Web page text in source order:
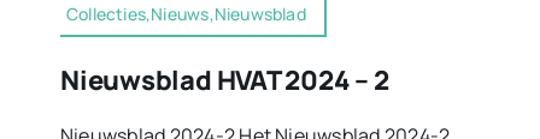
Collecties,Nieuws,Nieuwsblad
Nieuwsblad HVAT 2024 – 2